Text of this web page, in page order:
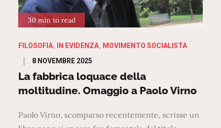
30 min to read
FILOSOFIA IN EVIDENZA MOVIMENTO SOCIALISTA
Posted
on
8 NOVEMBRE 2025
La fabbrica loquace della
moltitudine. Omaggio a Paolo Virno
Paolo Virno, scomparso recentemente, scrisse un